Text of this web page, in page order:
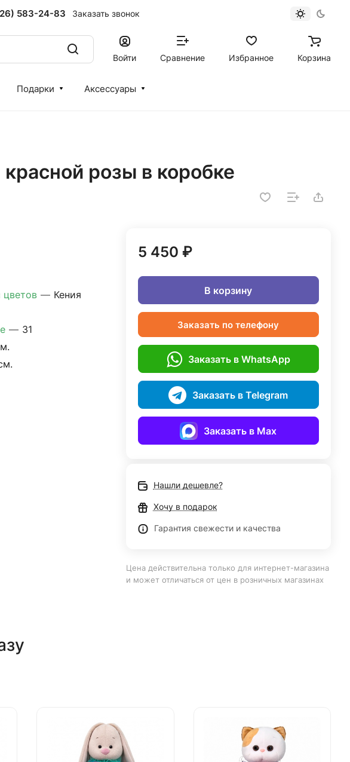
583-24-83 Заказать звонок
Войти Сравнение Избранное Корзина
Подарки Аксессуары
красной розы в коробке
— Кения
— 31
5 450 ₽
В корзину
Заказать по телефону
Заказать в WhatsApp
Заказать в Telegram
Заказать в Max
Нашли дешевле?
Хочу в подарок
Гарантия свежести и качества
Цена действительна только для интернет-магазина
и может отличаться от цен в розничных магазинах